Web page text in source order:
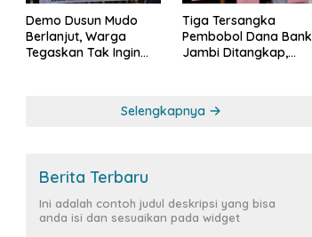
Demo Dusun Mudo
Berlanjut, Warga
Tegaskan Tak Ingin
Tiga Tersangka
Pembobol Dana Bank
Jambi Ditangkap,
Miliar
Selengkapnya
Berita Terbaru
Ini adalah contoh judul deskripsi yang bisa
anda isi dan sesuaikan pada widget